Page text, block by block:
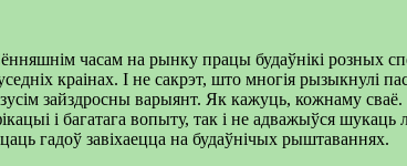
часам на рынку працы будаўнікі розных
краінах. І не сакрэт, што многія
зайздросны варыянт. Як кажуць, кожнаму сваё.
і багатага вопыту, так і не адважыўся
гадоў завіхаецца на будаўнічых рыштаваннях.